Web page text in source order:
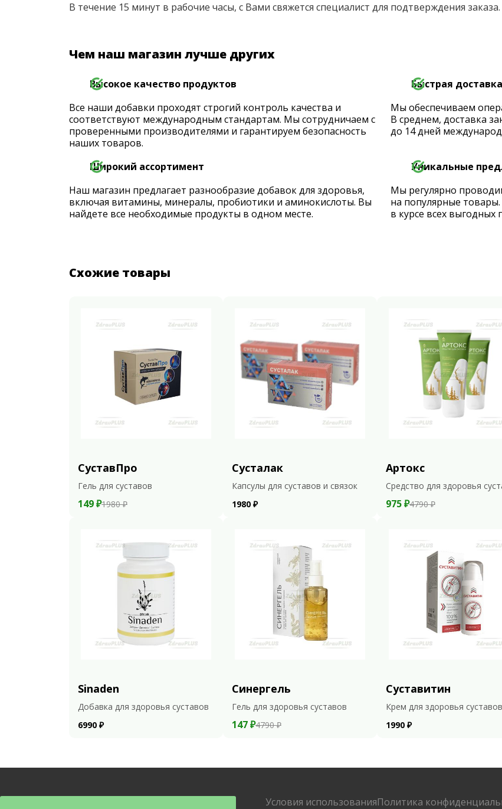
В течение 15 минут в рабочие часы, с Вами свяжется специалист для подтверждения заказа.
Чем наш магазин лучше других
Высокое качество продуктов
Все наши добавки проходят строгий контроль качества и
соответствуют международным стандартам. Мы сотрудничаем с
проверенными производителями и гарантируем безопасность
наших товаров.
Быстрая доставка
Мы обеспечиваем
В среднем, доставка
до 14 дней
Широкий ассортимент
Наш магазин предлагает разнообразие добавок для здоровья,
включая витамины, минералы, пробиотики и аминокислоты. Вы
найдете все необходимые продукты в одном месте.
Уникальные
Мы регулярно
на популярные
в курсе всех выгодных
Схожие товары
СуставПро
Гель для суставов
149 ₽1980 ₽
Сусталак
Капсулы для суставов и связок
1980 ₽
Артокс
Средство для здоровья
975 ₽4790 ₽
Sinaden
Добавка для здоровья суставов
6990 ₽
Синергель
Гель для здоровья суставов
147 ₽4790 ₽
Суставитин
Крем для здоровья суставов
1990 ₽
Условия использованияПолитика